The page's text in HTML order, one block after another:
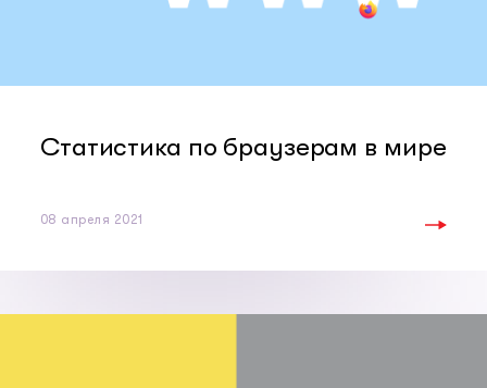
Статистика по браузерам в мире
08 апреля 2021